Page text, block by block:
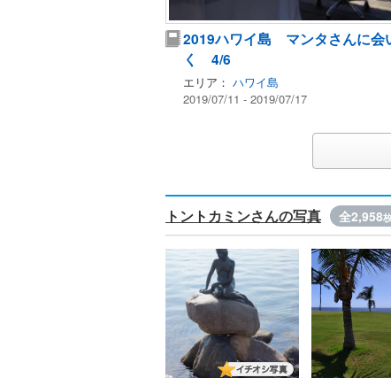
2019ハワイ島 マンタさんに会
く 4/6
エリア： ハワイ島
2019/07/11 - 2019/07/17
トントカミンさんの写真 全2,958